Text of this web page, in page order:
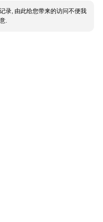
录, 由此给您带来的访问不便我
.